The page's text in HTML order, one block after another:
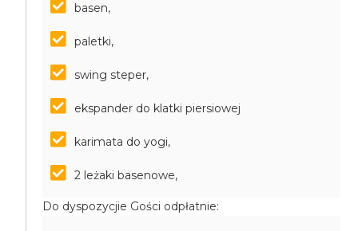
basen,
paletki,
swing steper,
ekspander do klatki piersiowej
karimata do yogi,
2 leżaki basenowe,
Do dyspozycjie Gości odpłatnie: